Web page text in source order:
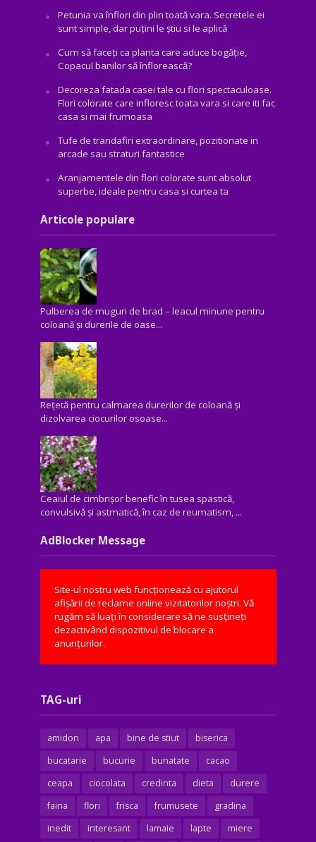
Petunia va înflori din plin toată vara. Secretele ei
sunt simple, dar puțini le știu si le aplică
Cum să faceți ca planta care aduce bogăţie,
Copacul banilor să înflorească?
Decoreza fatada casei tale cu flori spectaculoase.
Flori colorate care infloresc toata vara si care iti fac
casa si mai frumoasa
Tufe de trandafiri extraordinare, pozitionate in
arcade sau straturi fantastice
Aranjamentele din flori colorate sunt absolut
superbe, ideale pentru casa si curtea ta
Articole populare
Pulberea de muguri de brad – leacul minune pentru
coloană și durerile de oase...
Rețetă pentru calmarea durerilor de coloană și
dizolvarea ciocurilor osoase...
Ceaiul de cimbrișor benefic în tusea spastică,
convulsivă şi astmatică, în caz de reumatism, ...
AdBlocker Message
Site-ul nostru web funcționează cu ajutorul
afișării de reclame online vizitatorilor noștri. Vă
rugăm să luați în considerare să ne susțineți
dezactivând dispozitivul de blocare a
anunțurilor.
TAG-uri
amidon apa bine de stiut
biserica
bucatarie
bucurie bunatate
cacao
ceapa
ciocolata credinta dieta
durere
faina
flori frisca frumusete
gradina
inedit
interesant lamaie lapte
miere